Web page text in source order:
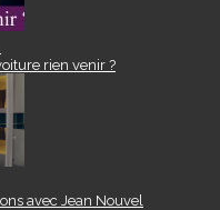
rien venir ?
avec Jean Nouvel